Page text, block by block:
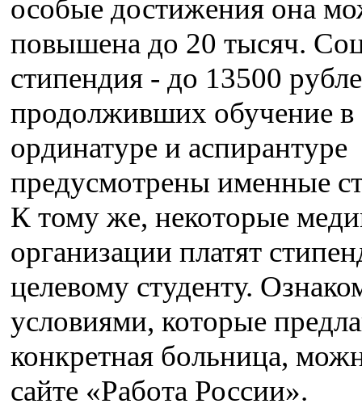
особые достижения она
повышена до 20 тысяч.
стипендия - до 13500
продолживших обучение в
ординатуре и аспирантуре
предусмотрены именные
К тому же, некоторые
организации платят
целевому студенту.
условиями, которые
конкретная больница,
сайте «Работа России».